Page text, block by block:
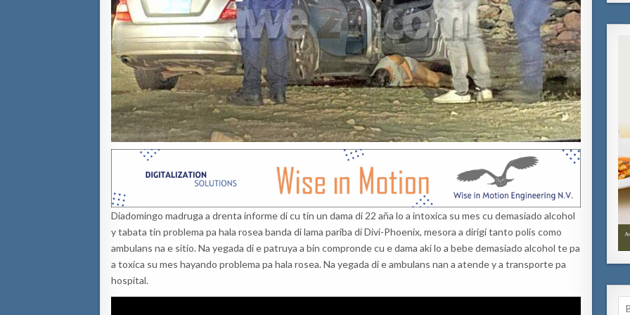
Diadomingo madruga a drenta informe di cu tin un dama di 22 aña lo a intoxica su mes cu demasiado alcohol
y tabata tin problema pa hala rosea banda di lama pariba di Divi-Phoenix, mesora a dirigi tanto polis como
ambulans na e sitio. Na yegada di e patruya a bin compronde cu e dama aki lo a bebe demasiado alcohol te pa
a toxica su mes hayando problema pa hala rosea. Na yegada di e ambulans nan a atende y a transporte pa
hospital.